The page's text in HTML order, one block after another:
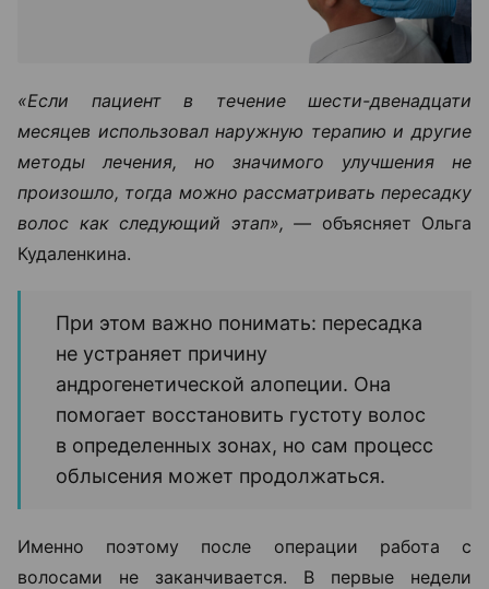
«Если пациент в течение шести-двенадцати
месяцев использовал наружную терапию и другие
методы лечения, но значимого улучшения не
произошло, тогда можно рассматривать пересадку
волос как следующий этап», — объясняет Ольга
Кудаленкина.
При этом важно понимать: пересадка
не устраняет причину
андрогенетической алопеции. Она
помогает восстановить густоту волос
в определенных зонах, но сам процесс
облысения может продолжаться.
Именно поэтому после операции работа с
волосами не заканчивается. В первые недели